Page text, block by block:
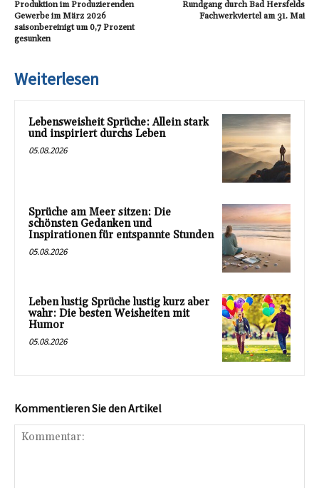
Produktion im Produzierenden
Gewerbe im März 2026
saisonbereinigt um 0,7 Prozent
gesunken
Rundgang durch Bad Hersfelds
Fachwerkviertel am 31. Mai
Weiterlesen
Lebensweisheit Sprüche: Allein stark
und inspiriert durchs Leben
05.08.2026
Sprüche am Meer sitzen: Die
schönsten Gedanken und
Inspirationen für entspannte Stunden
05.08.2026
Leben lustig Sprüche lustig kurz aber
wahr: Die besten Weisheiten mit
Humor
05.08.2026
Kommentieren Sie den Artikel